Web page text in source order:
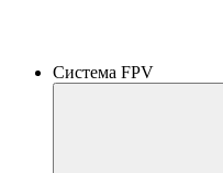
Система FPV